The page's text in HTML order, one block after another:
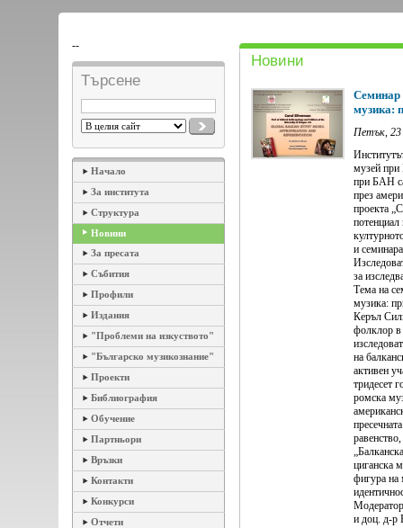
--
Търсене
Начало
За института
Структура
Новини
За пресата
Събития
Профили
Издания
"Проблеми на изкуството"
"Българско музикознание"
Проекти
Библиография
Обучение
Партньори
Връзки
Контакти
Конкурси
Отчети
Новини
Семинар
музика:
Петък,
музей при
при БАН
през
проекта
потенциал
и
за
Тема на
музика:
Керъл
фолклор в
на
активен
тридесет
ромска
циганска
фигура на
и доц. д-р